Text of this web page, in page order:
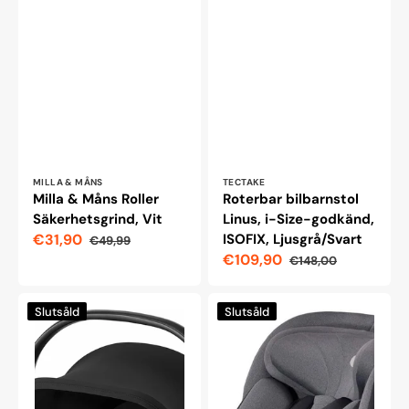
Leverantör:
MILLA & MÅNS
Milla & Måns Roller
Säkerhetsgrind, Vit
Reapris
€31,90
Ordinarie
€49,99
Leverantör:
TECTAKE
Roterbar bilbarnstol
Linus, i-Size-godkänd,
ISOFIX, Ljusgrå/Svart
Reapris
€109,90
Ordinarie
€148,00
Babyskydd
BRITAX
RÖMER
BABY-
SAFE
CORE
Slutsåld
Kinderkraft
I-
Bältesstol
Isofix,
Slutsåld